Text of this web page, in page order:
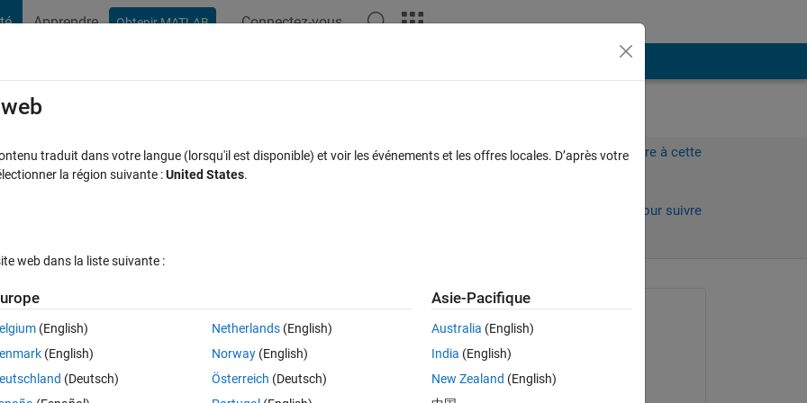
Apprendre Obtenir MATLAB Connectez-vous
through button click Callback.
Connectez-vous pour répondre à cette
Connectez-vous pour suivre
Afficher commentaires plus anciens
in 2023a.
click to allow user selection. Is it possible to use the "Remove
Jordan
le 4 Sep 2023
traduit dans votre langue (lorsqu'il est disponible) et voir les événements et les offres locales. D’après votre
la région suivante :United States.
web dans la liste suivante :
(English)
(English)
(Deutsch)
Netherlands(English)
Norway(English)
Österreich (Deutsch)
Asie-Pacifique
Australia (English)
India (English)
New Zealand (English)